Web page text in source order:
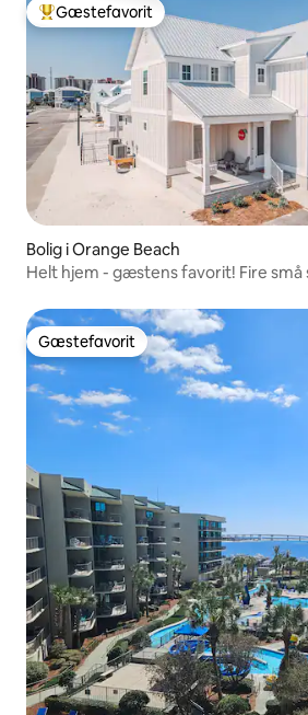
Bedste gæstefavorit
Gæstefavorit
Bolig i Orange Beach
Helt hjem - gæstens favorit! Fire
Gæstefavorit
Gæstefavorit